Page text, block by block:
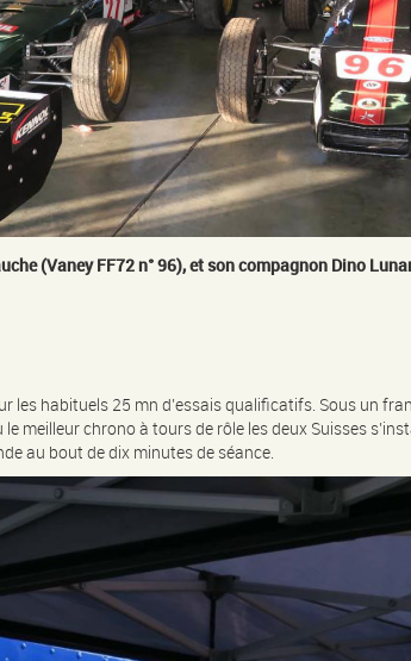
(Vaney FF72 n° 96), et son compagnon Dino
habituels 25 mn d’essais qualificatifs. Sous un
meilleur chrono à tours de rôle les deux Suisses
au bout de dix minutes de séance.